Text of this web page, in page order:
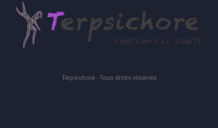
Terpsichore - Tous droits réservés